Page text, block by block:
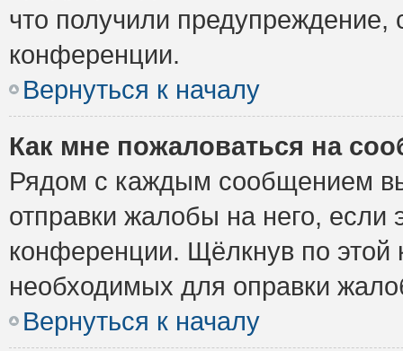
что получили предупреждение,
конференции.
Вернуться к началу
Как мне пожаловаться на
Рядом с каждым сообщением
отправки жалобы на него,
конференции. Щёлкнув по этой
необходимых для оправки
Вернуться к началу